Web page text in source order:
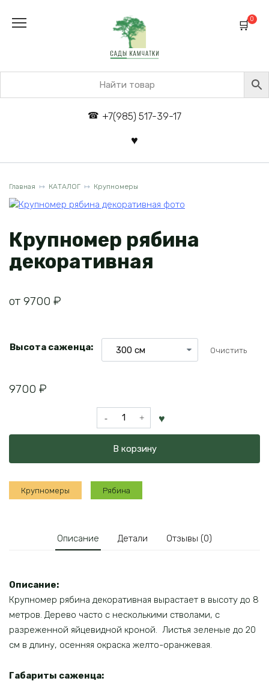
+7(985) 517-39-17
0
Главная КАТАЛОГ Крупномеры
Крупномер рябина
декоративная
от 9700 ₽
Высота саженца: Очистить
9700 ₽
Количество
товара
рябина
декоративная
В корзину
Крупномеры Рябина
Описание Детали Отзывы (0)
Описание:
Крупномер рябина декоративная вырастает в высоту до 8
метров. Дерево часто с несколькими стволами, с
разреженной яйцевидной кроной. Листья зеленые до 20
см в длину, осенняя окраска желто-оранжевая.
Габариты саженца: